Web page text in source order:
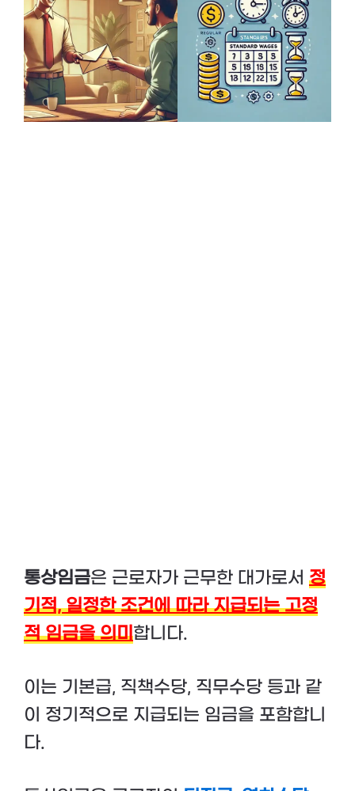
통상임금은 근로자가 근무한 대가로서 정
기적, 일정한 조건에 따라 지급되는 고정
적 임금을 의미합니다.
이는 기본급, 직책수당, 직무수당 등과 같
이 정기적으로 지급되는 임금을 포함합니
다.